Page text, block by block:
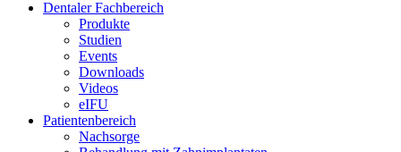
Dentaler Fachbereich
Produkte
Studien
Events
Downloads
Videos
eIFU
Patientenbereich
Nachsorge